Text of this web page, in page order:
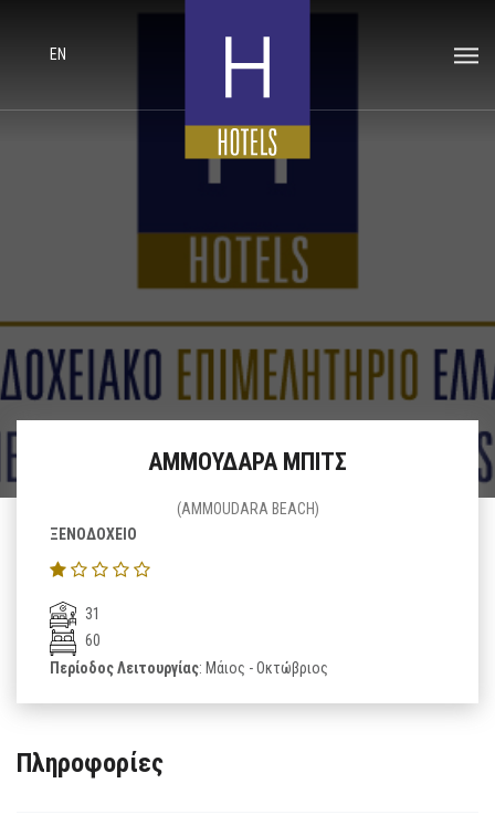
EN
ΑΜΜΟΥΔΑΡΑ ΜΠΙΤΣ
(AMMOUDARA BEACH)
ΞΕΝΟΔΟΧΕΙΟ
31
60
Περίοδος Λειτουργίας: Μάιος - Οκτώβριος
Πληροφορίες